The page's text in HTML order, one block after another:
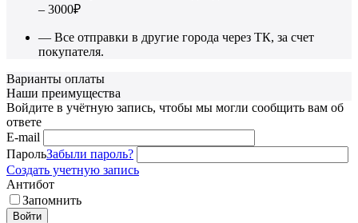
– 3000₽
— Все отправки в другие города через ТК, за счет
покупателя.
Варианты оплаты
Наши преимущества
Войдите в учётную запись, чтобы мы могли сообщить вам об
ответе
E-mail
ПарольЗабыли пароль?
Создать учетную запись
Антибот
Запомнить
Войти